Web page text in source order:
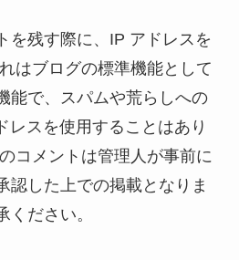
を残す際に、IP アドレスを
はブログの標準機能として
能で、スパムや荒らしへの
レスを使用することはあり
コメントは管理人が事前に
認した上での掲載となりま
ください。